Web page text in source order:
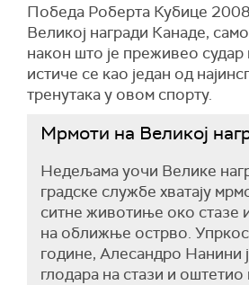
Победа Роберта Кубице
Великој награди Канаде,
након што је преживео судар
истиче се као један од
тренутака у овом спорту.
Мрмоти на Великој
Недељама уочи Велике
градске службе хватају
ситне животиње око стазе
на оближње острво.
године, Алесандро Нанини
глодара на стази и оштетио